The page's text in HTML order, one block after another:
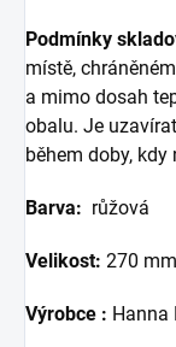
Podmínky
místě,
a mimo dosah
obalu. Je
během doby, kdy
Barva: růžová
Velikost: 270
Výrobce : Hanna